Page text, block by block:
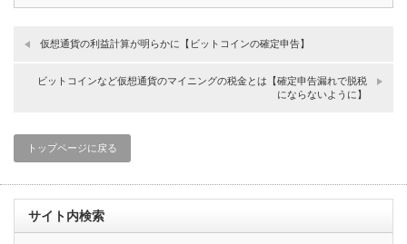
仮想通貨の利益計算が明らかに【ビットコインの確定申告】
ビットコインなど仮想通貨のマイニングの税金とは【確定申告漏れで脱税
にならないように】
トップページに戻る
サイト内検索